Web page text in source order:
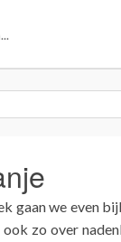
gaan we even
zo over